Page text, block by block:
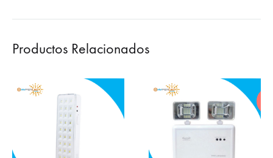
Productos Relacionados